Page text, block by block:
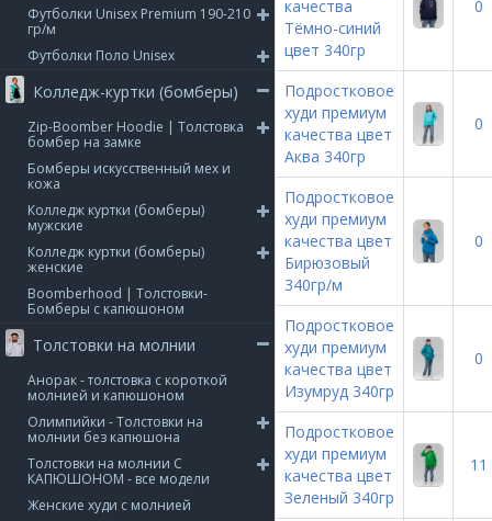
Футболки Unisex Premium 190-210
гр/м
Футболки Поло Unisex
Колледж-куртки (бомберы)
Zip-Boomber Hoodie | Толстовка
бомбер на замке
Бомберы искусственный мех и
кожа
Колледж куртки (бомберы)
мужские
Колледж куртки (бомберы)
женские
Boomberhood | Толстовки-
Бомберы с капюшоном
Толстовки на молнии
Анорак - толстовка с короткой
молнией и капюшоном
Олимпийки - Толстовки на
молнии без капюшона
Толстовки на молнии С
КАПЮШОНОМ - все модели
Женские худи с молнией
качества
Тёмно-синий
цвет 340гр
0
Подростковое
худи премиум
качества цвет
Аква 340гр
0
Подростковое
худи премиум
качества цвет
Бирюзовый
340гр/м
0
Подростковое
худи премиум
качества цвет
Изумруд 340гр
0
Подростковое
худи премиум
качества цвет
Зеленый 340гр
11